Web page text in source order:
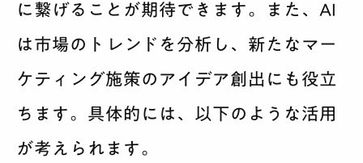
に繋げることが期待できます。また、AI
は市場のトレンドを分析し、新たなマー
ケティング施策のアイデア創出にも役立
ちます。具体的には、以下のような活用
が考えられます。